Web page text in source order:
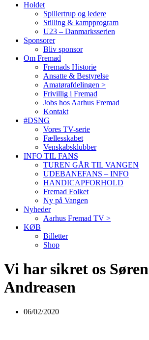
Holdet
Spillertrup og ledere
Stilling & kampprogram
U23 – Danmarksserien
Sponsorer
Bliv sponsor
Om Fremad
Fremads Historie
Ansatte & Bestyrelse
Amatørafdelingen >
Frivillig i Fremad
Jobs hos Aarhus Fremad
Kontakt
#DSNG
Vores TV-serie
Fællesskabet
Venskabsklubber
INFO TIL FANS
TUREN GÅR TIL VANGEN
UDEBANEFANS – INFO
HANDICAPFORHOLD
Fremad Folket
Ny på Vangen
Nyheder
Aarhus Fremad TV >
KØB
Billetter
Shop
Vi har sikret os Søren
Andreasen
06/02/2020